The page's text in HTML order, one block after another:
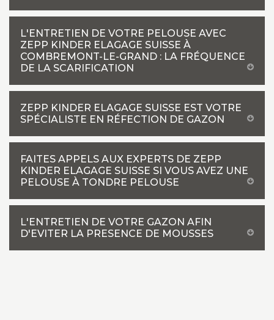
L'ENTRETIEN DE VOTRE PELOUSE AVEC
ZEPP KINDER ELAGAGE SUISSE À
COMBREMONT-LE-GRAND : LA FRÉQUENCE
DE LA SCARIFICATION
ZEPP KINDER ELAGAGE SUISSE EST VOTRE
SPÉCIALISTE EN RÉFECTION DE GAZON
FAITES APPELS AUX EXPERTS DE ZEPP
KINDER ELAGAGE SUISSE SI VOUS AVEZ UNE
PELOUSE À TONDRE PELOUSE
L'ENTRETIEN DE VOTRE GAZON AFIN
D'EVITER LA PRESENCE DE MOUSSES